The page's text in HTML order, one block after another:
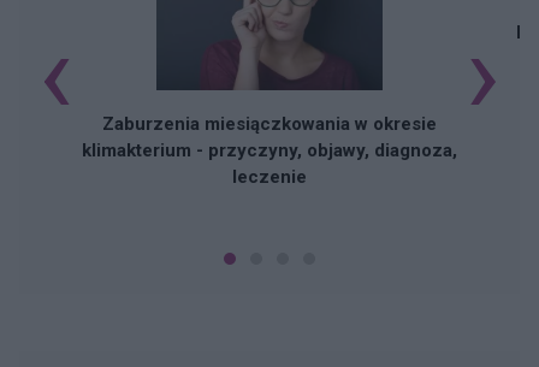
Zaburzenia miesiączkowania w okresie
klimakterium - przyczyny, objawy, diagnoza,
leczenie
‹ ›